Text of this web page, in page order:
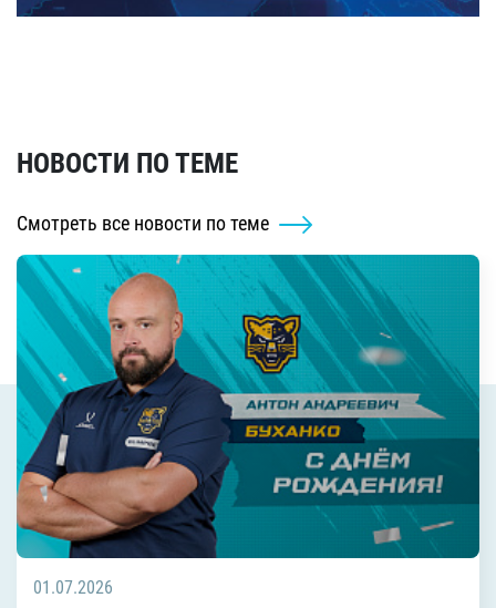
НОВОСТИ ПО ТЕМЕ
Смотреть все новости по теме
01.07.2026